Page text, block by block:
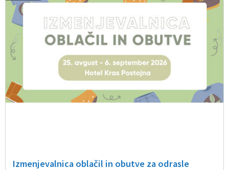
Izmenjevalnica oblačil in obutve za odrasle